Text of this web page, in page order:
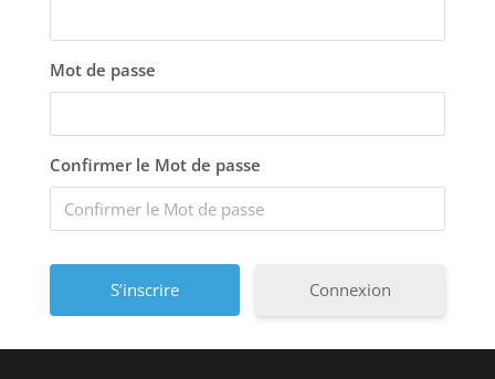
Mot de passe
Confirmer le Mot de passe
Connexion